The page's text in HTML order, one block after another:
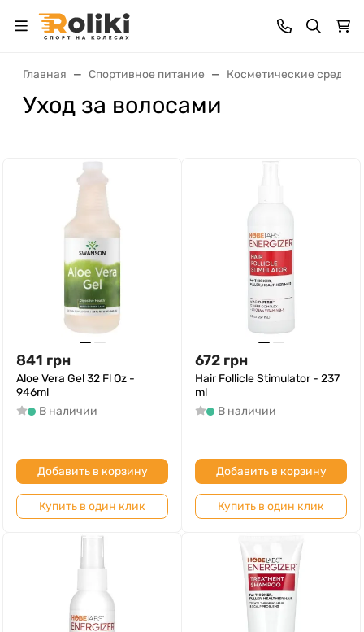
Главная Спортивное питание Косметические
Уход за волосами
841 грн
Aloe Vera Gel 32 Fl Oz -
946ml
В наличии
Добавить в корзину
Купить в один клик
672 грн
Hair Follicle Stimulator - 237
ml
В наличии
Добавить в корзину
Купить в один клик